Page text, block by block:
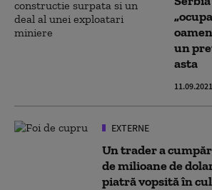
un
asta
11.09.2021
EXTERNE
Un trader a
de milioane de
piatră vopsită în